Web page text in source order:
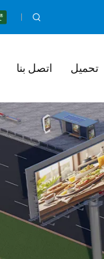
تحميل اتصل بنا